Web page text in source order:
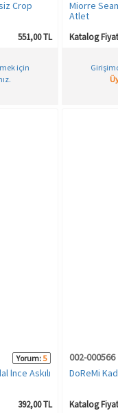
Crop
551,00 TL
için
Miorre
Atlet
Katalog
Yorum:5
İnce Askılı
392,00 TL
002-000566
DoReMi
Katalog